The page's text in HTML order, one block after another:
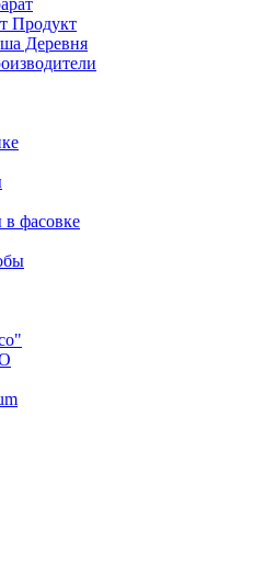
Продукт
Деревня
фасовке